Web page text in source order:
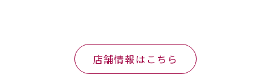
店舗情報はこちら